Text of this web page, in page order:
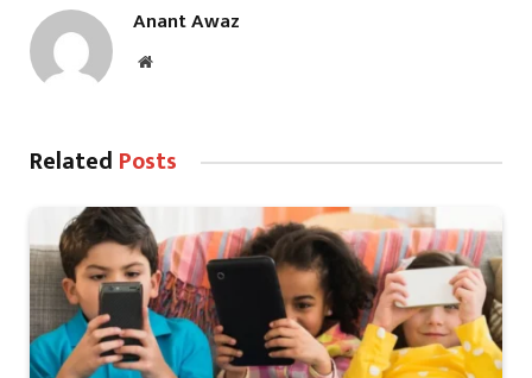
Anant Awaz
Website
Related Posts